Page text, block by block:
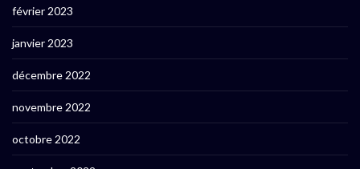
février 2023
janvier 2023
décembre 2022
novembre 2022
octobre 2022